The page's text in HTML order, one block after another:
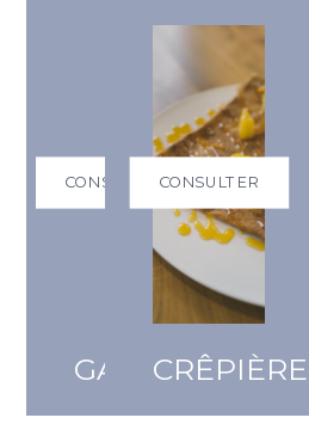
GAUFRIERS
CONSULTERCONSULTER